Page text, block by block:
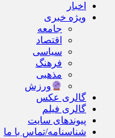
اخبار
ویژه خبری
جامعه
اقتصاد
سیاسی
فرهنگ
مذهبی
ورزش
گالری عکس
گالری فیلم
پیوندهای سایت
شناسنامه/تماس با ما